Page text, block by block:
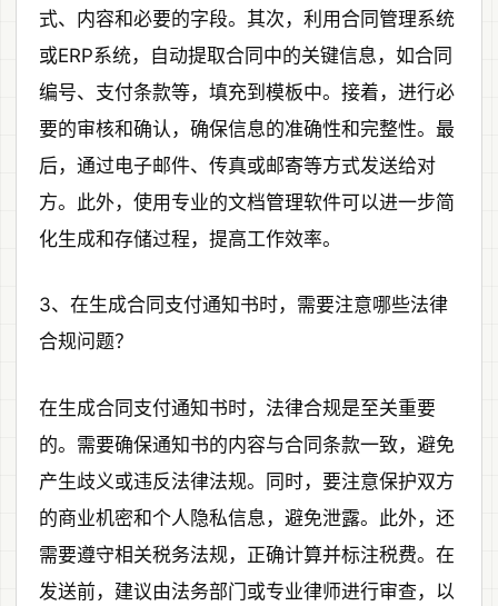
式、内容和必要的字段。其次，利用合同管理系统
或ERP系统，自动提取合同中的关键信息，如合同
编号、支付条款等，填充到模板中。接着，进行必
要的审核和确认，确保信息的准确性和完整性。最
后，通过电子邮件、传真或邮寄等方式发送给对
方。此外，使用专业的文档管理软件可以进一步简
化生成和存储过程，提高工作效率。
3、在生成合同支付通知书时，需要注意哪些法律
合规问题？
在生成合同支付通知书时，法律合规是至关重要
的。需要确保通知书的内容与合同条款一致，避免
产生歧义或违反法律法规。同时，要注意保护双方
的商业机密和个人隐私信息，避免泄露。此外，还
需要遵守相关税务法规，正确计算并标注税费。在
发送前，建议由法务部门或专业律师进行审查，以